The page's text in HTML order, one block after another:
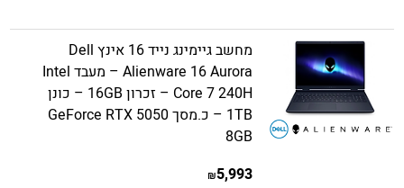
מחשב גיימינג נייד 16 אינץ Dell
Alienware 16 Aurora – מעבד Intel
Core 7 240H – זכרון 16GB – כונן
1TB – כ.מסך GeForce RTX 5050
8GB
5,993
₪